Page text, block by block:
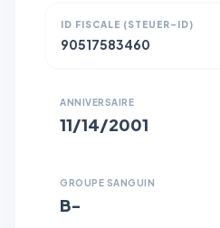
ID FISCALE (STEUER-ID)
90517583460
ANNIVERSAIRE
11/14/2001
GROUPE SANGUIN
B-